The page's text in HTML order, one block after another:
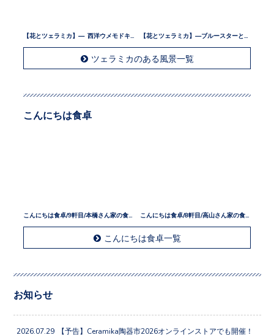
ツェラミカのある風景一覧
こんにちは食卓
こんにちは食卓/9軒目/本橋さん家の食卓
こんにちは食卓一覧
お知らせ
2026.07.29 【予告】Ceramika陶器市2026オンラインストアでも開催！